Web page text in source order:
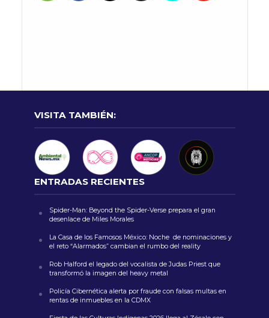
VISITA TAMBIÉN:
ENTRADAS RECIENTES
Spider-Man: Beyond the Spider-Verse prepara el gran
desenlace de Miles Morales
La Casa de los Famosos México: Noche de nominaciones y
el reto “Alarmados” cambian el rumbo del reality
Rob Halford el legado del vocalista de Judas Priest que
transformó la imagen del heavy metal
Policía Cibernética alerta por fraude con falsas multas en
rentas de inmuebles en la CDMX